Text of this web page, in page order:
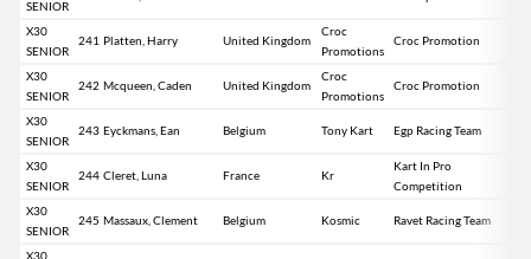
SENIOR
X30
SENIOR
241 Platten, Harry United Kingdom
Croc
Promotions
Croc Promotion
X30
SENIOR
242 Mcqueen, Caden United Kingdom
Croc
Promotions
Croc Promotion
X30
SENIOR
243 Eyckmans, Ean Belgium Tony Kart Egp Racing Team
X30
SENIOR
244 Cleret, Luna France Kr
Kart In Pro
Competition
X30
SENIOR
245 Massaux, Clement Belgium Kosmic Ravet Racing Team
X30